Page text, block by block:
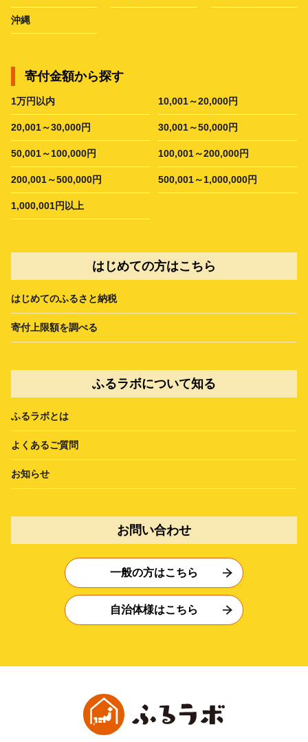
沖縄
寄付金額から探す
1万円以内 10,001～20,000円
20,001～30,000円 30,001～50,000円
50,001～100,000円 100,001～200,000円
200,001～500,000円 500,001～1,000,000円
1,000,001円以上
はじめての方はこちら
はじめてのふるさと納税
寄付上限額を調べる
ふるラボについて知る
ふるラボとは
よくあるご質問
お知らせ
お問い合わせ
一般の方はこちら
自治体様はこちら